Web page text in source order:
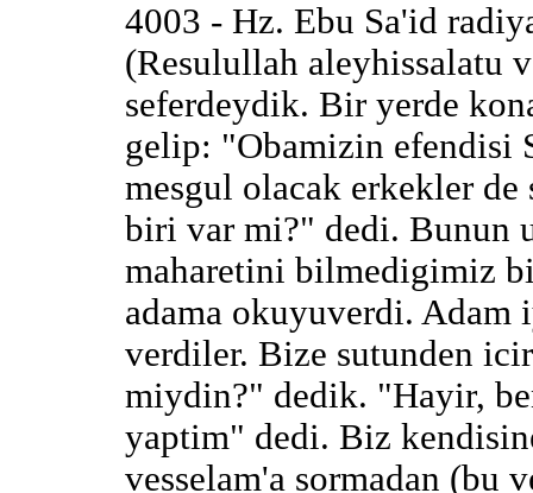
4003 - Hz. Ebu Sa'id
(Resulullah aleyhissalatu
seferdeydik. Bir yerde
gelip: "Obamizin efendisi
mesgul olacak erkekler
biri var mi?" dedi. Bunun
maharetini bilmedigimiz
adama okuyuverdi.
verdiler. Bize sutunden
miydin?" dedik. "Hayir,
yaptim" dedi. Biz
vesselam'a sormadan (bu